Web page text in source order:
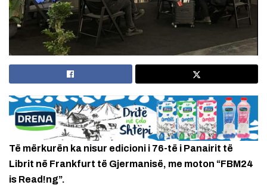
Të mërkurën ka nisur edicioni i 76-të i Panairit të
Librit në Frankfurt të Gjermanisë, me moton “FBM24
is Read!ng”.